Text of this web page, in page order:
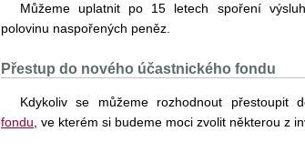
Můžeme uplatnit po 15 letech spoření
polovinu naspořených peněz.
Přestup do nového účastnického fondu
Kdykoliv se můžeme rozhodnout přestoupit
fondu , ve kterém si budeme moci zvolit některou z